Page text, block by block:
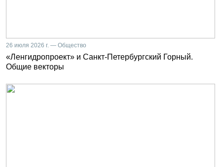
26 июля 2026 г. — Общество
«Ленгидропроект» и Санкт-Петербургский Горный.
Общие векторы